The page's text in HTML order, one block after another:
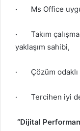
· Ms Office
·
Takım
yaklaşım sahibi,
· Çözüm
· Tercihen iyi
“Dijital